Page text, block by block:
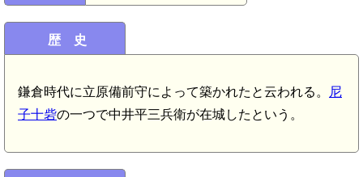
歴 史
鎌倉時代に立原備前守によって築かれたと云われる。
尼
子十砦の一つで中井平三兵衛が在城したという。